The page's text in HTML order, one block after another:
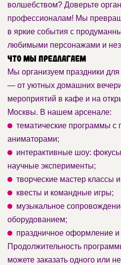
волшебством? Доверьте
профессионалам! Мы
в яркие события с
любимыми персонажами и
Что мы предлагаем
Мы организуем праздники
— от уютных домашних
мероприятий в кафе и на
Москвы. В нашем арсенале:
тематические программы с
аниматорами;
интерактивные шоу:
научные эксперименты;
творческие мастер классы
квесты и командные игры;
музыкальное
оборудованием;
праздничное оформление и
Продолжительность
можете заказать одного или